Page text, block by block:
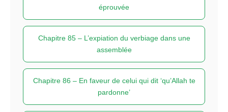
éprouvée
Chapitre 85 – L’expiation du verbiage dans une
assemblée
Chapitre 86 – En faveur de celui qui dit ‘qu’Allah te
pardonne’